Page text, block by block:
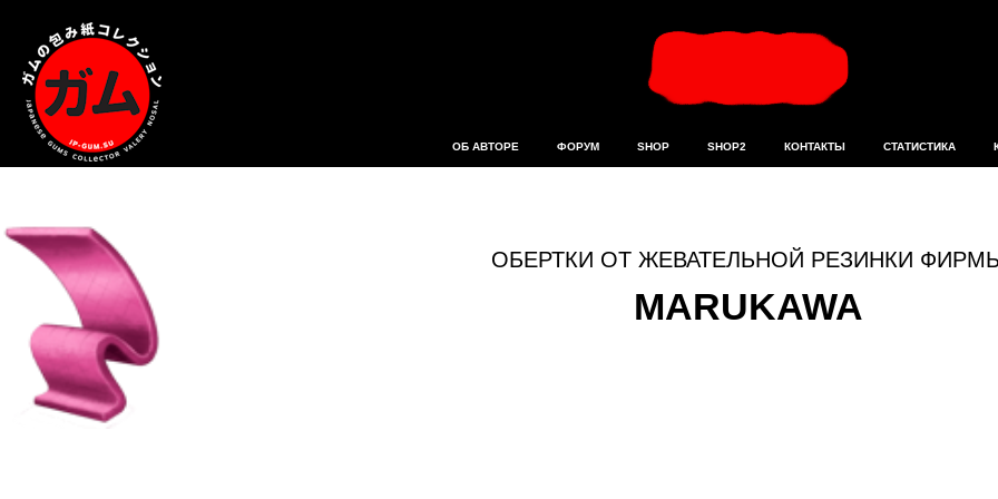
ОБ АВТОРЕ ФОРУМ SHOP SHOP2 КОНТАКТЫ СТАТИСТИКА
ОБЕРТКИ ОТ ЖЕВАТЕЛЬНОЙ РЕЗИНКИ
MARUKAWA